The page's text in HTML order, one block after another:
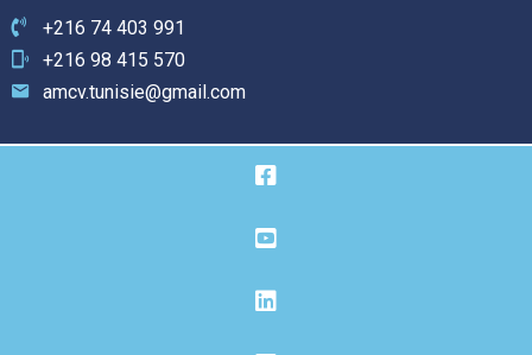
+216 74 403 991
+216 98 415 570
amcv.tunisie@gmail.com